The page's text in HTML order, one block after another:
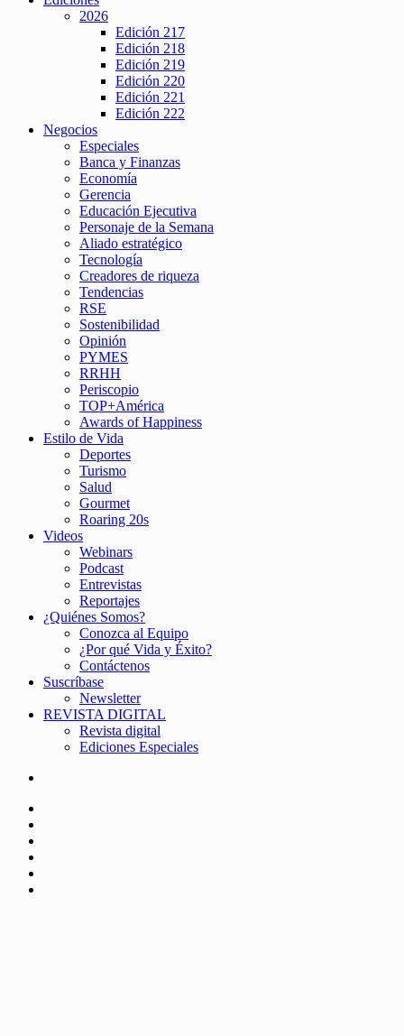
2026
Edición 217
Edición 218
Edición 219
Edición 220
Edición 221
Edición 222
Negocios
Especiales
Banca y Finanzas
Economía
Gerencia
Educación Ejecutiva
Personaje de la Semana
Aliado estratégico
Tecnología
Creadores de riqueza
Tendencias
RSE
Sostenibilidad
Opinión
PYMES
RRHH
Periscopio
TOP+América
Awards of Happiness
Estilo de Vida
Deportes
Turismo
Salud
Gourmet
Roaring 20s
Videos
Webinars
Podcast
Entrevistas
Reportajes
¿Quiénes Somos?
Conozca al Equipo
¿Por qué Vida y Éxito?
Contáctenos
Suscríbase
Newsletter
REVISTA DIGITAL
Revista digital
Ediciones Especiales